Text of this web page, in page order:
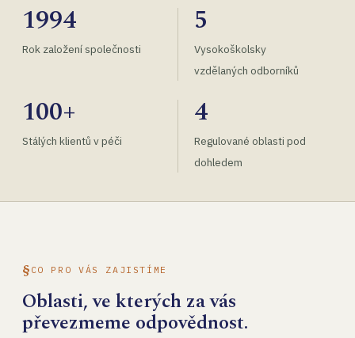
1994
Rok založení společnosti
5
Vysokoškolsky
vzdělaných odborníků
100+
Stálých klientů v péči
4
Regulované oblasti pod
dohledem
CO PRO VÁS ZAJISTÍME
Oblasti, ve kterých za vás
převezmeme odpovědnost.